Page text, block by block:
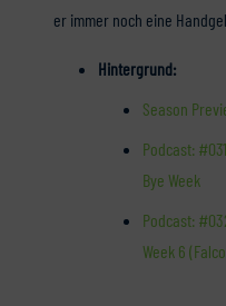
er immer noch eine
Hintergrund:
Season
Podcast:
Bye Week
Podcast:
Week 6